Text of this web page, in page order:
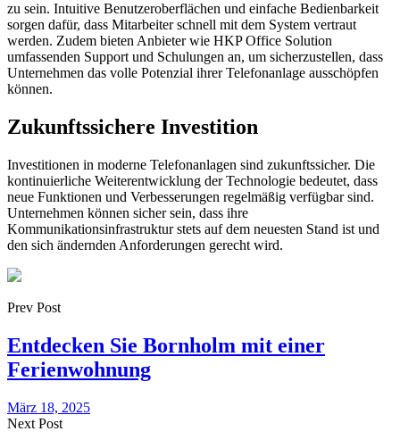
zu sein. Intuitive Benutzeroberflächen und einfache Bedienbarkeit
sorgen dafür, dass Mitarbeiter schnell mit dem System vertraut
werden. Zudem bieten Anbieter wie HKP Office Solution
umfassenden Support und Schulungen an, um sicherzustellen, dass
Unternehmen das volle Potenzial ihrer Telefonanlage ausschöpfen
können.
Zukunftssichere Investition
Investitionen in moderne Telefonanlagen sind zukunftssicher. Die
kontinuierliche Weiterentwicklung der Technologie bedeutet, dass
neue Funktionen und Verbesserungen regelmäßig verfügbar sind.
Unternehmen können sicher sein, dass ihre
Kommunikationsinfrastruktur stets auf dem neuesten Stand ist und
den sich ändernden Anforderungen gerecht wird.
Prev Post
Entdecken Sie Bornholm mit einer
Ferienwohnung
März 18, 2025
Next Post